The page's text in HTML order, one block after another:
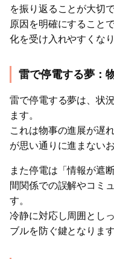
を振り返ることが大切で
原因を明確にすること
化を受け入れやすくなり
雷で停電する夢：
雷で停電する夢は、状
ます。
これは物事の進展が遅
が思い通りに進まない
また停電は「情報が遮
間関係での誤解やコミ
す。
冷静に対応し周囲とし
ブルを防ぐ鍵となります